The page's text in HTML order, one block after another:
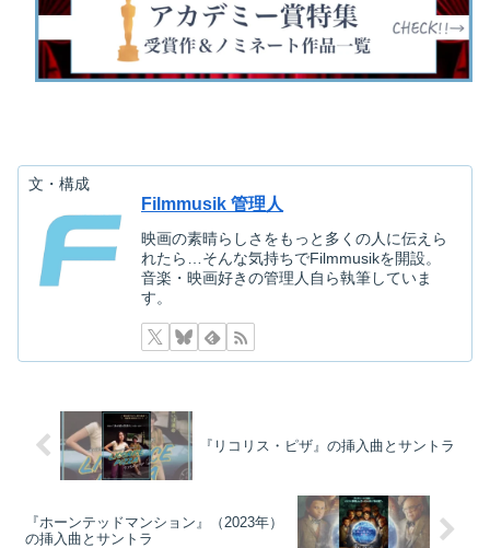
文・構成
Filmmusik 管理人
映画の素晴らしさをもっと多くの人に伝えら
れたら…そんな気持ちでFilmmusikを開設。
音楽・映画好きの管理人自ら執筆していま
す。
『リコリス・ピザ』の挿入曲とサントラ
『ホーンテッドマンション』（2023年）
の挿入曲とサントラ